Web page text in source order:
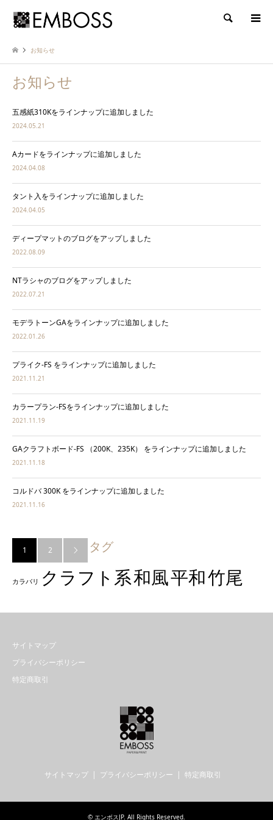
検索
お知らせ
お知らせ
五感紙310Kをラインナップに追加しました
2024.05.21
Aカードをラインナップに追加しました
2024.04.08
タント入をラインナップに追加しました
2024.04.05
ディープマットのブログをアップしました
2022.08.09
NTラシャのブログをアップしました
2022.07.21
モデラトーンGAをラインナップに追加しました
2022.01.26
プライク-FS をラインナップに追加しました
2021.11.21
カラープラン-FSをラインナップに追加しました
2021.11.19
GAクラフトボード-FS （200K、235K） をラインナップに追加しました
2021.11.18
コルドバ 300K をラインナップに追加しました
2021.11.16
1 2  タグ
カラバリ クラフト系和風平和竹尾
サイトマップ
プライバシーポリシー
特定商取引
サイトマップ プライバシーポリシー 特定商取引
© エンボスJP. All Rights Reserved.